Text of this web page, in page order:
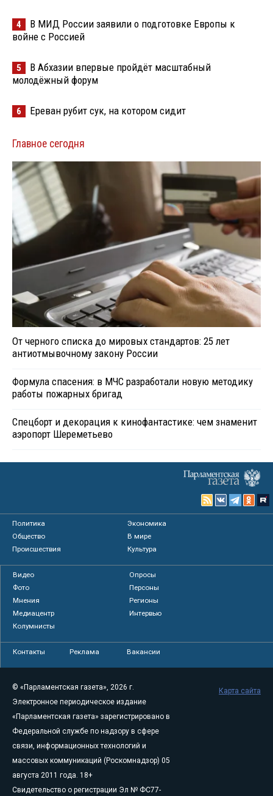
4
В МИД России заявили о подготовке Европы к
войне с Россией
5
В Абхазии впервые пройдёт масштабный
молодёжный форум
6 Ереван рубит сук, на котором сидит
Главное сегодня
От черного списка до мировых стандартов: 25 лет
антиотмывочному закону России
Формула спасения: в МЧС разработали новую методику
работы пожарных бригад
Спецборт и декорация к кинофантастике: чем знаменит
аэропорт Шереметьево
Политика
Экономика
Общество
В мире
Происшествия
Культура
Видео
Опросы
Фото
Персоны
Мнения
Регионы
Медиацентр
Интервью
Колумнисты
Контакты Реклама Вакансии
© «Парламентская газета», 2026 г.
Электронное периодическое издание
«Парламентская газета» зарегистрировано в
Федеральной службе по надзору в сфере
связи, информационных технологий и
массовых коммуникаций (Роскомнадзор) 05
августа 2011 года. 18+
Свидетельство о регистрации Эл № ФС77-
Карта сайта